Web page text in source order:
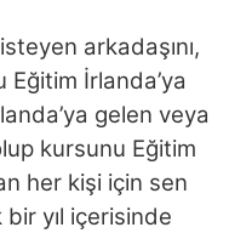
arkadaşını,
Eğitim İrlanda’ya
gelen veya
kursunu Eğitim
yıl içerisinde